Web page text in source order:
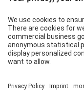
branchenpartner@btg-